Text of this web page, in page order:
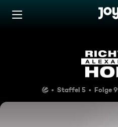
Zum Inhalt springen
Staffel 5 Folge